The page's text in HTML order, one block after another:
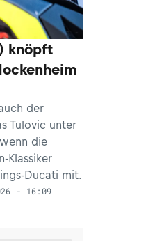
knöpft
der
Tulovic unter
die
Klassiker
Ducati mit.
- 16:09